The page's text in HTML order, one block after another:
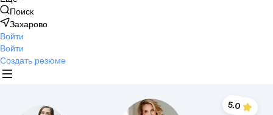
Поиск
Захарово
Войти
Войти
Создать резюме